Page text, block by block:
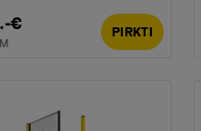
€ PIRKTI